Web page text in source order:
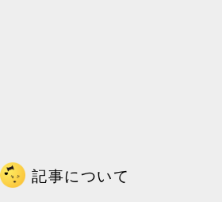
記事について